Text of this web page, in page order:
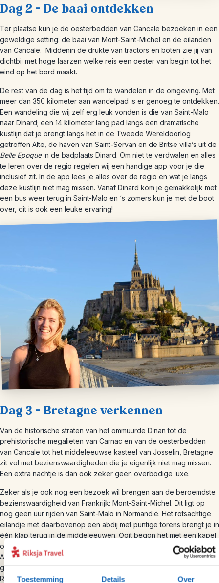
Toestemming Details Over
Dag 2 – De baai ontdekken
Ter plaatse kun je de oesterbedden van Cancale bezoeken in een
geweldige setting: de baai van Mont-Saint-Michel en de eilanden
van Cancale. Middenin de drukte van tractors en boten zie jij van
dichtbij met hoge laarzen welke reis een oester van begin tot het
eind op het bord maakt.
De rest van de dag is het tijd om te wandelen in de omgeving. Met
meer dan 350 kilometer aan wandelpad is er genoeg te ontdekken.
Een wandeling die wij zelf erg leuk vonden is die van Saint-Malo
naar Dinard; een 14 kilometer lang pad langs een dramatische
kustlijn dat je brengt langs het in de Tweede Wereldoorlog
getroffen Alte, de haven van Saint-Servan en de Britse villa’s uit de
Belle Epoquein de badplaats Dinard. Om niet te verdwalen en alles
te leren over de regio regelen wij een handige app voor je die
inclusief zit. In de app lees je alles over de regio en wat je langs
deze kustlijn niet mag missen. Vanaf Dinard kom je gemakkelijk met
een bus weer terug in Saint-Malo en ‘s zomers kun je met de boot
over, dit is ook een leuke ervaring!
Dag 3 – Bretagne verkennen
Van de historische straten van het ommuurde Dinan tot de
prehistorische megalieten van Carnac en van de oesterbedden
van Cancale tot het middeleeuwse kasteel van Josselin, Bretagne
zit vol met bezienswaardigheden die je eigenlijk niet mag missen.
Een extra nachtje is dan ook zeker geen overbodige luxe.
Zeker als je ook nog een bezoek wil brengen aan de beroemdste
bezienswaardigheid van Frankrijk: Mont-Saint-Michel. Dit ligt op
nog geen uur rijden van Saint-Malo in Normandië. Het rotsachtige
eilandje met daarbovenop een abdij met puntige torens brengt je in
één klap terug in de middeleeuwen. Ooit begon het met een kapel
op de top van het eiland die gebouwd werd na een visioen van
Aartsengel Michaël. Later hebben de Engelsen tevergeefs
geprobeerd de versterkte abdij te veroveren. Na de Franse
Revolutie werd het zelfs een gevangenis, maar in de 20e eeuw